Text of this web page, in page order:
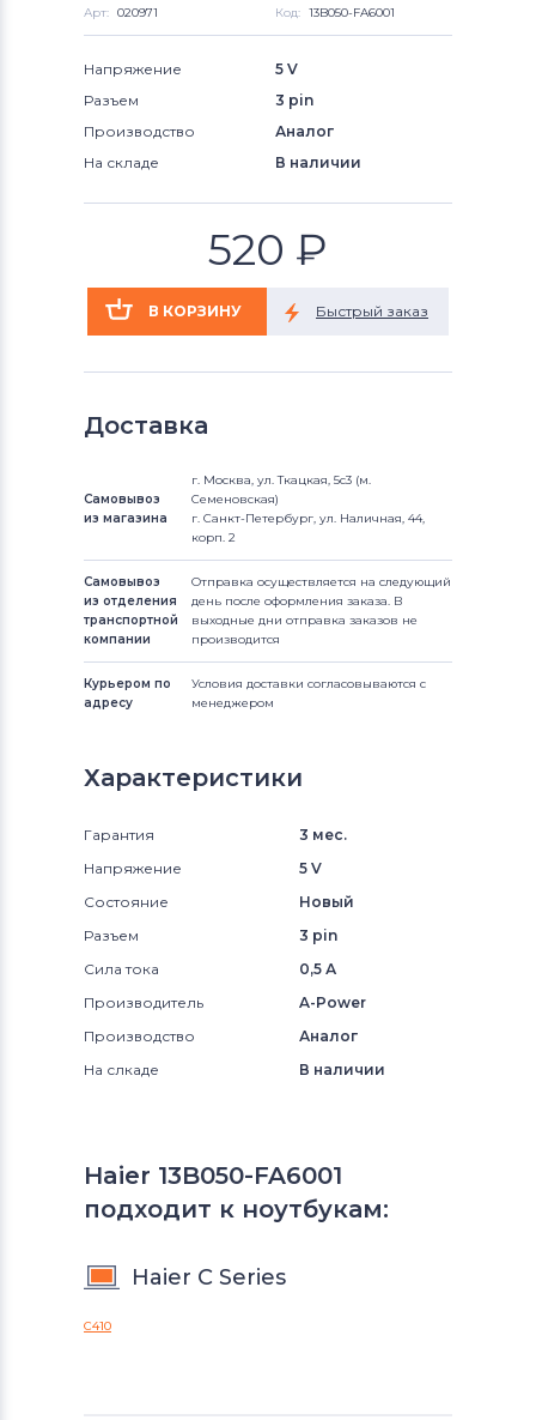
Арт: 020971 Код: 13B050-FA6001
Напряжение
5 V
Разъем
3 pin
Производство
Аналог
На складе
В наличии
520 ₽
Доставка
Самовывоз
из магазина
г. Москва, ул. Ткацкая, 5с3 (м.
Семеновская)
г. Санкт-Петербург, ул. Наличная, 44,
корп. 2
Самовывоз
из отделения
транспортной
компании
Отправка осуществляется на следующий
день после оформления заказа. В
выходные дни отправка заказов не
производится
Курьером по
адресу
Условия доставки согласовываются с
менеджером
Характеристики
Гарантия
3 мес.
Напряжение
5 V
Состояние
Новый
Разъем
3 pin
Сила тока
0,5 А
Производитель
A-Power
Производство
Аналог
На слкаде
В наличии
Haier 13B050-FA6001
подходит к ноутбукам:
Haier C Series
C410